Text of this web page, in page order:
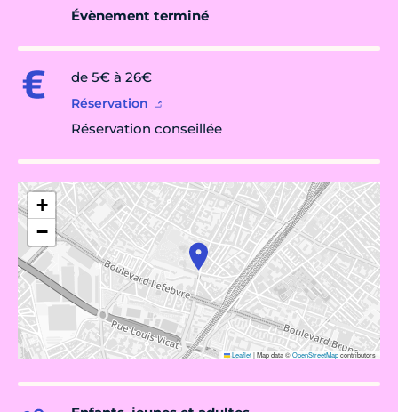
Évènement terminé
de 5€ à 26€
Réservation
Réservation conseillée
+
−
Leaflet|Map data ©OpenStreetMapcontributors